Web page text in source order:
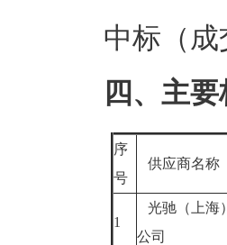
中标（成
四、主
序
号
供应商名称
1
光驰（上海
公司